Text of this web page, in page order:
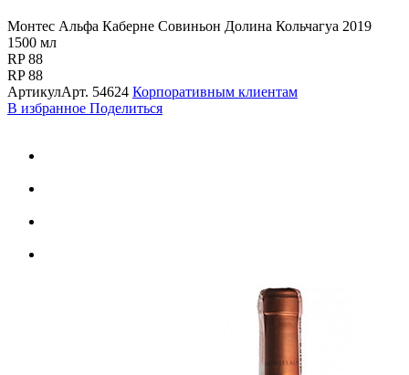
Монтес Альфа Каберне Совиньон Долина Кольчагуа 2019
1500 мл
RP 88
RP 88
АртикулАрт. 54624 Корпоративным клиентам
В избранное Поделиться